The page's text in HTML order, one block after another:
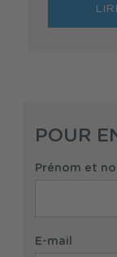
POUR
Prénom et
E-mail